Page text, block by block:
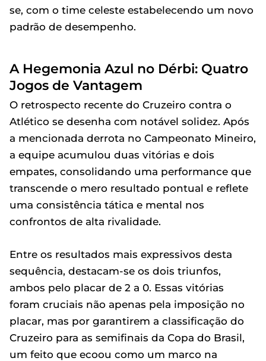
se, com o time celeste estabelecendo um novo
padrão de desempenho.
A Hegemonia Azul no Dérbi: Quatro
Jogos de Vantagem
O retrospecto recente do Cruzeiro contra o
Atlético se desenha com notável solidez. Após
a mencionada derrota no Campeonato Mineiro,
a equipe acumulou duas vitórias e dois
empates, consolidando uma performance que
transcende o mero resultado pontual e reflete
uma consistência tática e mental nos
confrontos de alta rivalidade.
Entre os resultados mais expressivos desta
sequência, destacam-se os dois triunfos,
ambos pelo placar de 2 a 0. Essas vitórias
foram cruciais não apenas pela imposição no
placar, mas por garantirem a classificação do
Cruzeiro para as semifinais da Copa do Brasil,
um feito que ecoou como um marco na